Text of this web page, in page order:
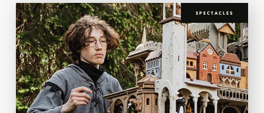
SPECTACLES